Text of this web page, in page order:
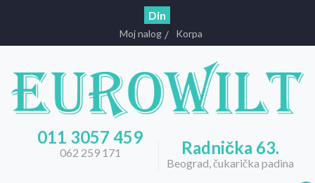
Din
Moj nalog Korpa
011 3057 459
062 259 171 Radnička 63.
Beograd, čukarička padina